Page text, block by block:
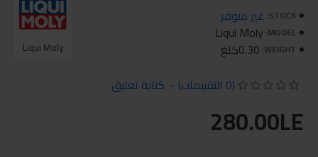
STOCK: غير متوفر
MODEL:
Liqui Moly
WEIGHT: 0.30كلغ Liqui Moly
(0 التقييمات) - كتابة تعليق
280.00LE